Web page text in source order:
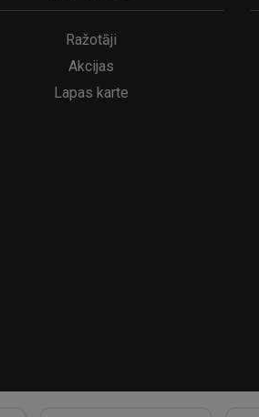
A
kumulatora LED galda lampa SERINA Mini Ø80×200 mm..
29.95€
Ražotāji
Akcijas
Lapas karte